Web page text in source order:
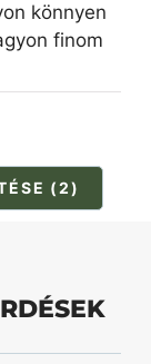
könnyen
finom
(2)